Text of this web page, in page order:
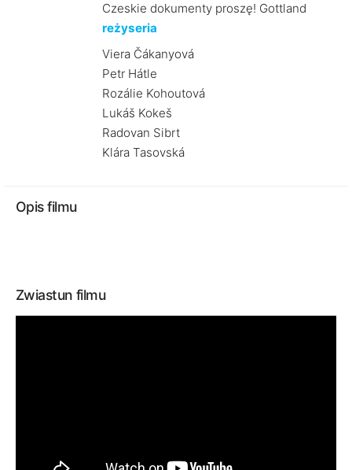
Czeskie dokumenty proszę! Gottland
reżyseria
Viera Čákanyová
Petr Hátle
Rozálie Kohoutová
Lukáš Kokeš
Radovan Sibrt
Klára Tasovská
Opis filmu
Zwiastun filmu